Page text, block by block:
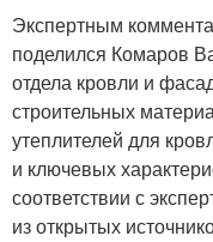
Экспертным
поделился Комаров
отдела кровли и
строительных
утеплителей для
и ключевых
соответствии с
из открытых